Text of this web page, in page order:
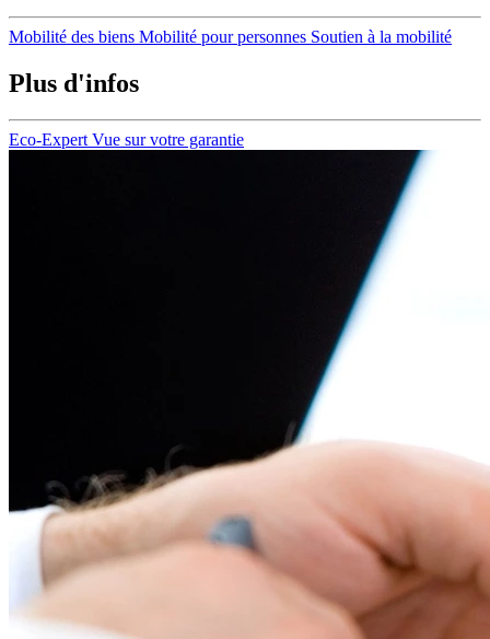
Mobilité des biens Mobilité pour personnes Soutien à la mobilité
Plus d'infos
Eco-Expert Vue sur votre garantie